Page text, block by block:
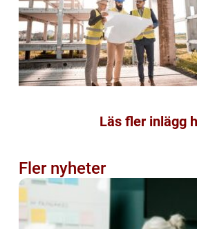
Läs fler inlägg
Fler nyheter